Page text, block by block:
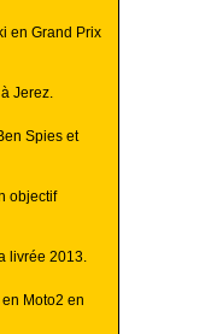
en Grand Prix
Jerez.
Spies et
objectif
livrée 2013.
Moto2 en